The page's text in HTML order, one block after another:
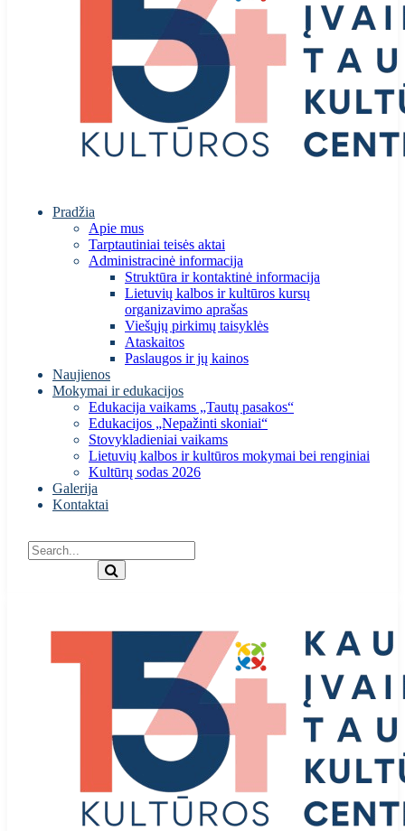
Pradžia
Apie mus
Tarptautiniai teisės aktai
Administracinė informacija
Struktūra ir kontaktinė informacija
Lietuvių kalbos ir kultūros kursų
organizavimo aprašas
Viešųjų pirkimų taisyklės
Ataskaitos
Paslaugos ir jų kainos
Naujienos
Mokymai ir edukacijos
Edukacija vaikams „Tautų pasakos“
Edukacijos „Nepažinti skoniai“
Stovykladieniai vaikams
Lietuvių kalbos ir kultūros mokymai bei renginiai
Kultūrų sodas 2026
Galerija
Kontaktai